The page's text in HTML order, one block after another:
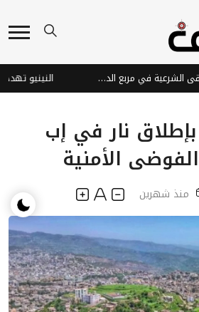
المعركة المؤجلة... إلى متى تبقى الشرعية في مربع الدفاع؟
نار في إب
الأمنية
منذ شهرين